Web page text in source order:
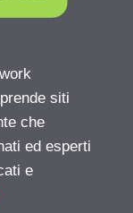
siti
che
ed esperti
e